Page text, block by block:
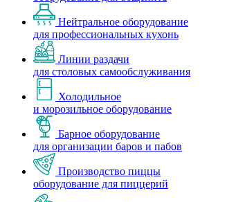
Нейтральное оборудование
для профессиональных кухонь
Линии раздачи
для столовых самообслуживания
Холодильное
и морозильное оборудование
Барное оборудование
для организации баров и пабов
Производство пиццы
оборудование для пиццерий